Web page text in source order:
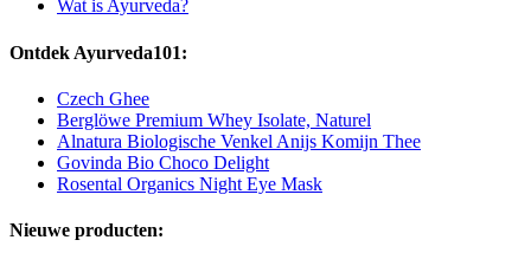
Wat is Ayurveda?
Ontdek Ayurveda101:
Czech Ghee
Berglöwe Premium Whey Isolate, Naturel
Alnatura Biologische Venkel Anijs Komijn Thee
Govinda Bio Choco Delight
Rosental Organics Night Eye Mask
Nieuwe producten: